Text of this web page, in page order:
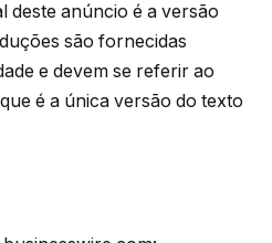
deste anúncio é a versão
são fornecidas
e devem se referir ao
é a única versão do texto